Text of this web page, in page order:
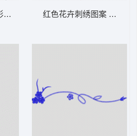
案 花型 红色花卉刺绣图案 牛仔裤